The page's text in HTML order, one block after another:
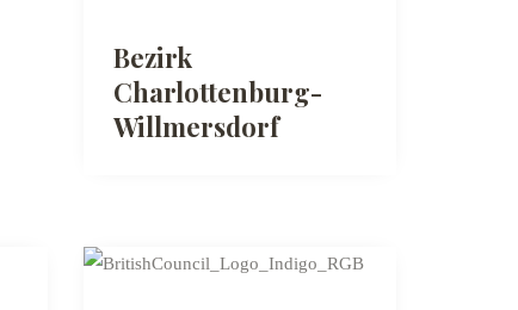
Bezirk
Charlottenburg-
Willmersdorf